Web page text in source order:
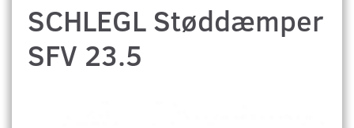
SCHLEGL Støddæmper
SFV 23.5